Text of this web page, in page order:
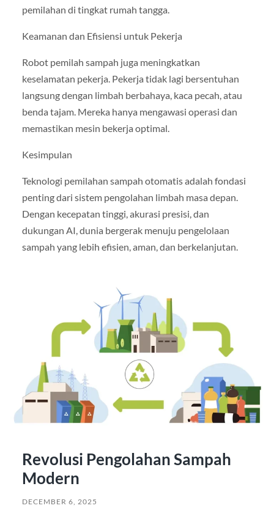
pemilahan di tingkat rumah tangga.
Keamanan dan Efisiensi untuk Pekerja
Robot pemilah sampah juga meningkatkan
keselamatan pekerja. Pekerja tidak lagi bersentuhan
langsung dengan limbah berbahaya, kaca pecah, atau
benda tajam. Mereka hanya mengawasi operasi dan
memastikan mesin bekerja optimal.
Kesimpulan
Teknologi pemilahan sampah otomatis adalah fondasi
penting dari sistem pengolahan limbah masa depan.
Dengan kecepatan tinggi, akurasi presisi, dan
dukungan AI, dunia bergerak menuju pengelolaan
sampah yang lebih efisien, aman, dan berkelanjutan.
Revolusi Pengolahan Sampah
Modern
DECEMBER 6, 2025